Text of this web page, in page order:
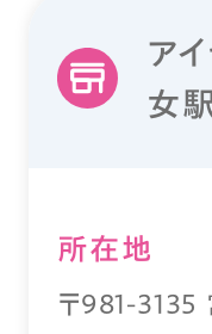
ア
女
所在地
〒981-3135